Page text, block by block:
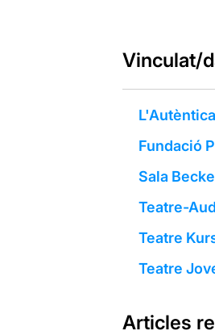
Vinculat/
Fundació
Sala
Teatre-
Teatre
Teatre
Articles